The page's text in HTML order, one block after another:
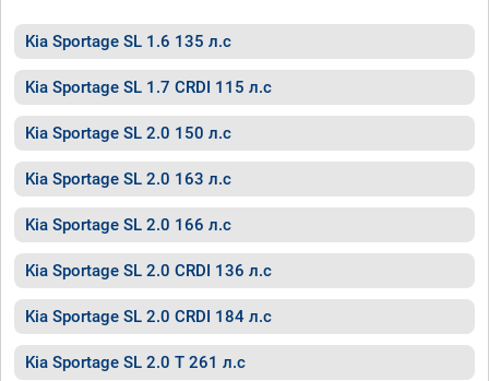
Kia Sportage SL 1.6 135 л.с
Kia Sportage SL 1.7 CRDI 115 л.с
Kia Sportage SL 2.0 150 л.с
Kia Sportage SL 2.0 163 л.с
Kia Sportage SL 2.0 166 л.с
Kia Sportage SL 2.0 CRDI 136 л.с
Kia Sportage SL 2.0 CRDI 184 л.с
Kia Sportage SL 2.0 T 261 л.с